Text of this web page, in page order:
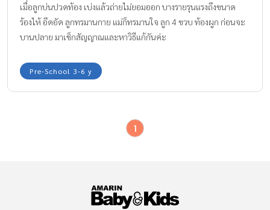
เมื่อลูกบ่นปวดท้อง เบ่งแล้วถ่ายไม่ยอมออก บางรายรุนแรงถึงขนาด
ร้องไห้ อึดอัด ลูกทรมานกาย แม่ก็ทรมานใจ ลูก 4 ขวบ ท้องผูก ก่อนจะ
บานปลาย มาเช็กสัญญาณและหาวิธีแก้กันค่ะ
Pre-School 3-6 y
1